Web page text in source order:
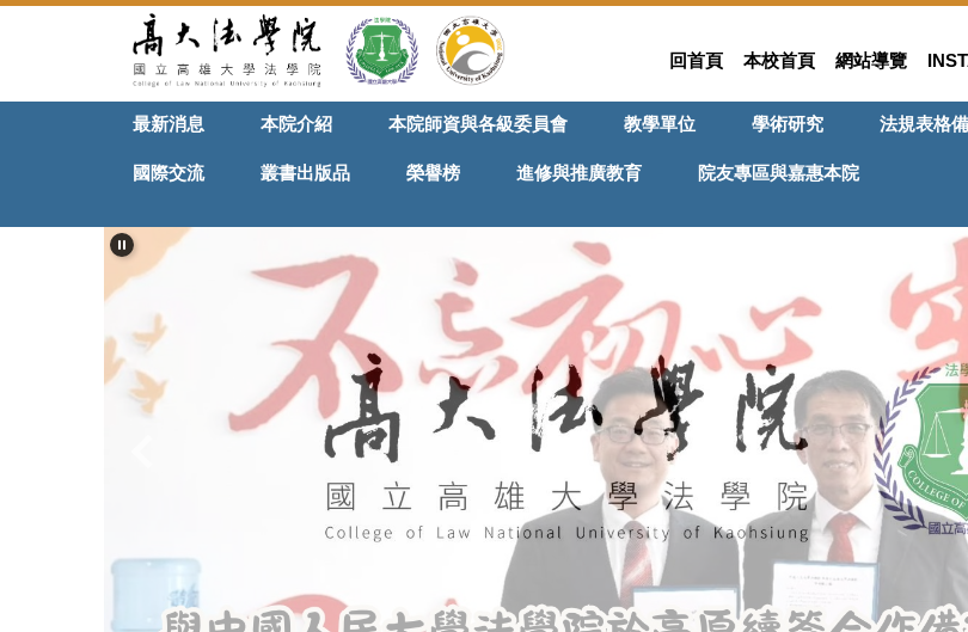
要
回首頁 本校首頁 網站導覽
最新消息 本院介紹 本院師資與各級委員會 教學單位 學術研究 法規表格
國際交流 叢書出版品 榮譽榜 進修與推廣教育 院友專區與嘉惠本院